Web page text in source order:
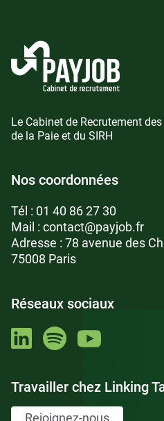
Le Cabinet de Recrutement
de la Paie et du SIRH
Nos coordonnées
Tél : 01 40 86 27 30
Mail : contact@payjob.fr
Adresse : 78 avenue des
75008 Paris
Réseaux sociaux
Travailler chez Linking
Rejoignez-nous